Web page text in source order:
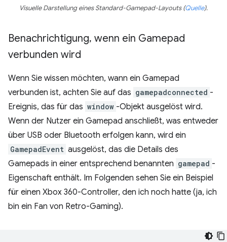
Visuelle Darstellung eines Standard-Gamepad-Layouts (Quelle).
Benachrichtigung, wenn ein Gamepad
verbunden wird
Wenn Sie wissen möchten, wann ein Gamepad
verbunden ist, achten Sie auf das gamepadconnected -
Ereignis, das für das window -Objekt ausgelöst wird.
Wenn der Nutzer ein Gamepad anschließt, was entweder
über USB oder Bluetooth erfolgen kann, wird ein
GamepadEvent ausgelöst, das die Details des
Gamepads in einer entsprechend benannten gamepad -
Eigenschaft enthält. Im Folgenden sehen Sie ein Beispiel
für einen Xbox 360-Controller, den ich noch hatte (ja, ich
bin ein Fan von Retro-Gaming).